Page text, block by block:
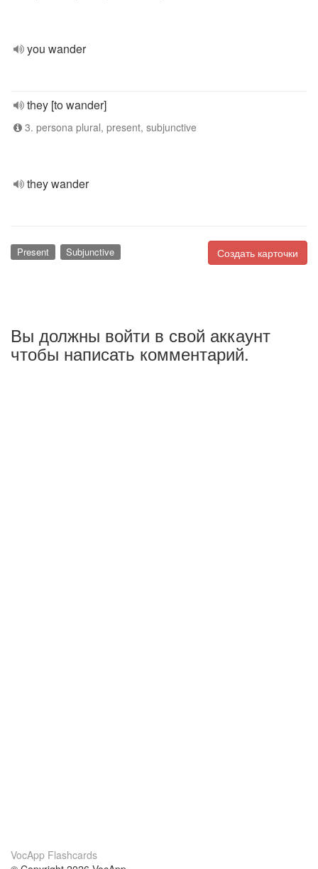
you wander
they [to wander]
3. persona plural, present, subjunctive
they wander
Создать карточки
Present Subjunctive
Вы должны войти в свой аккаунт
чтобы написать комментарий.
VocApp Flashcards